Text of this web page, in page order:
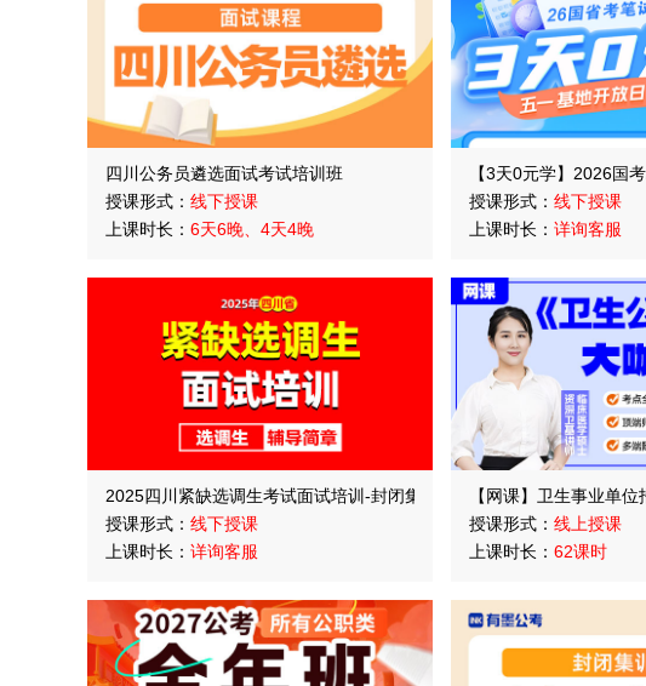
四川公务员遴选面试考试培训班
授课形式： 线下授课
上课时长： 6天6晚、4天4晚
【3天0元学】2026国
授课形式： 线下授课
上课时长： 详询客服
2025四川紧缺选调生考试面试培训-封闭集训营
授课形式： 线下授课
上课时长： 详询客服
【网课】卫生事业单
授课形式： 线上授课
上课时长： 62课时